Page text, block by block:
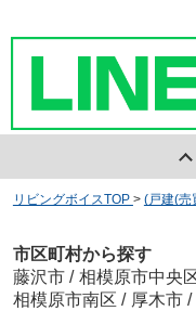
リビングボイスTOP > (戸建(売
市区町村から探す
藤沢市 / 相模原市中央
相模原市南区 / 厚木市 /